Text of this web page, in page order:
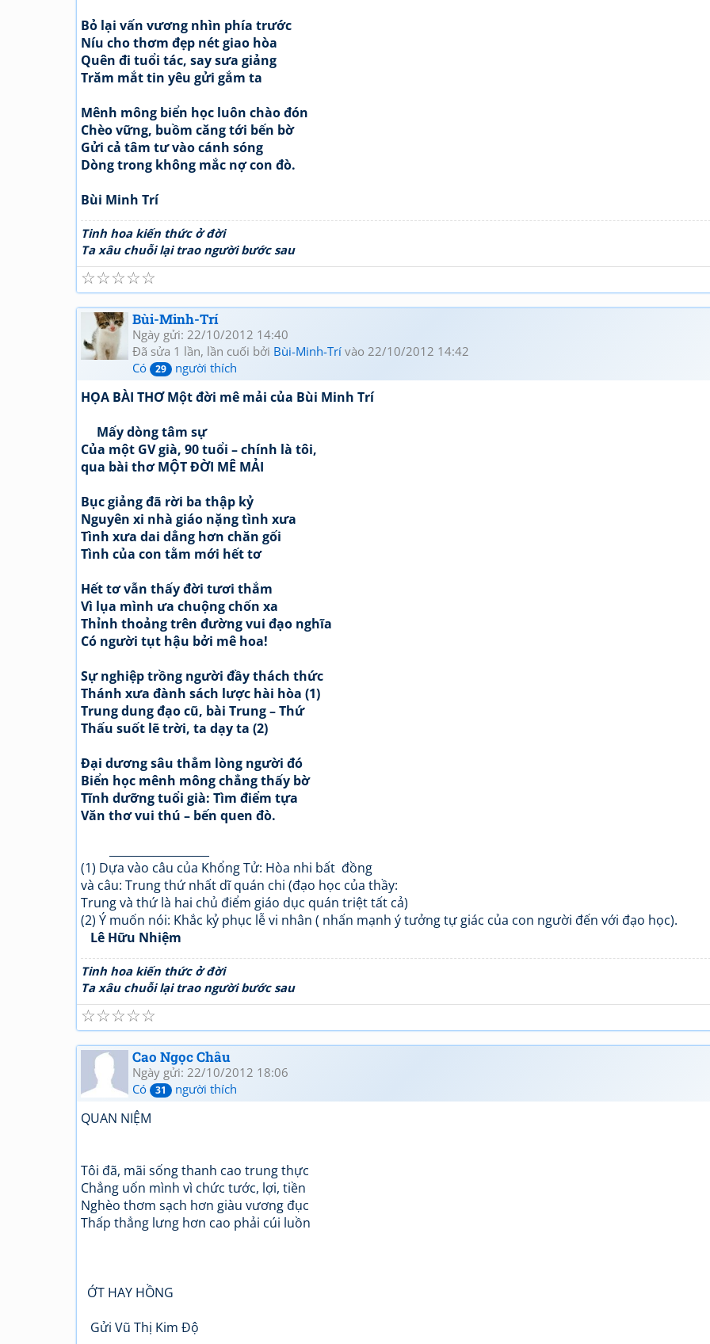
Bỏ lại vấn vương nhìn phía trước
Níu cho thơm đẹp nét giao hòa
Quên đi tuổi tác, say sưa giảng
Trăm mắt tin yêu gửi gắm ta
Mênh mông biển học luôn chào đón
Chèo vững, buồm căng tới bến bờ
Gửi cả tâm tư vào cánh sóng
Dòng trong không mắc nợ con đò.
Bùi Minh Trí
Tinh hoa kiến thức ở đời
Ta xâu chuỗi lại trao người bước sau
☆
☆
☆
☆
☆
Bùi-Minh-Trí
Ngày gửi: 22/10/2012 14:40
Đã sửa 1 lần, lần cuối bởi Bùi-Minh-Trí vào 22/10/2012 14:42
Có
29 người thích
HỌA BÀI THƠ Một đời mê mải của Bùi Minh Trí
Mấy dòng tâm sự
Của một GV già, 90 tuổi – chính là tôi,
qua bài thơ MỘT ĐỜI MÊ MẢI
Bục giảng đã rời ba thập kỷ
Nguyên xi nhà giáo nặng tình xưa
Tình xưa dai dẳng hơn chăn gối
Tình của con tằm mới hết tơ
Hết tơ vẫn thấy đời tươi thắm
Vì lụa mình ưa chuộng chốn xa
Thỉnh thoảng trên đường vui đạo nghĩa
Có người tụt hậu bởi mê hoa!
Sự nghiệp trồng người đầy thách thức
Thánh xưa đành sách lược hài hòa (1)
Trung dung đạo cũ, bài Trung – Thứ
Thấu suốt lẽ trời, ta dạy ta (2)
Đại dương sâu thẳm lòng người đó
Biển học mênh mông chẳng thấy bờ
Tĩnh dưỡng tuổi già: Tìm điểm tựa
Văn thơ vui thú – bến quen đò.
(1) Dựa vào câu của Khổng Tử: Hòa nhi bất đồng
và câu: Trung thứ nhất dĩ quán chi (đạo học của thầy:
Trung và thứ là hai chủ điểm giáo dục quán triệt tất cả)
(2) Ý muốn nói: Khắc kỷ phục lễ vi nhân ( nhấn mạnh ý tưởng tự giác của con người đến với đạo học).
Lê Hữu Nhiệm
Tinh hoa kiến thức ở đời
Ta xâu chuỗi lại trao người bước sau
☆
☆
☆
☆
☆
Cao Ngọc Châu
Ngày gửi: 22/10/2012 18:06
Có
31 người thích
QUAN NIỆM
Tôi đã, mãi sống thanh cao trung thực
Chẳng uốn mình vì chức tước, lợi, tiền
Nghèo thơm sạch hơn giàu vương đục
Thấp thẳng lưng hơn cao phải cúi luồn
ỚT HAY HỒNG
Gửi Vũ Thị Kim Độ